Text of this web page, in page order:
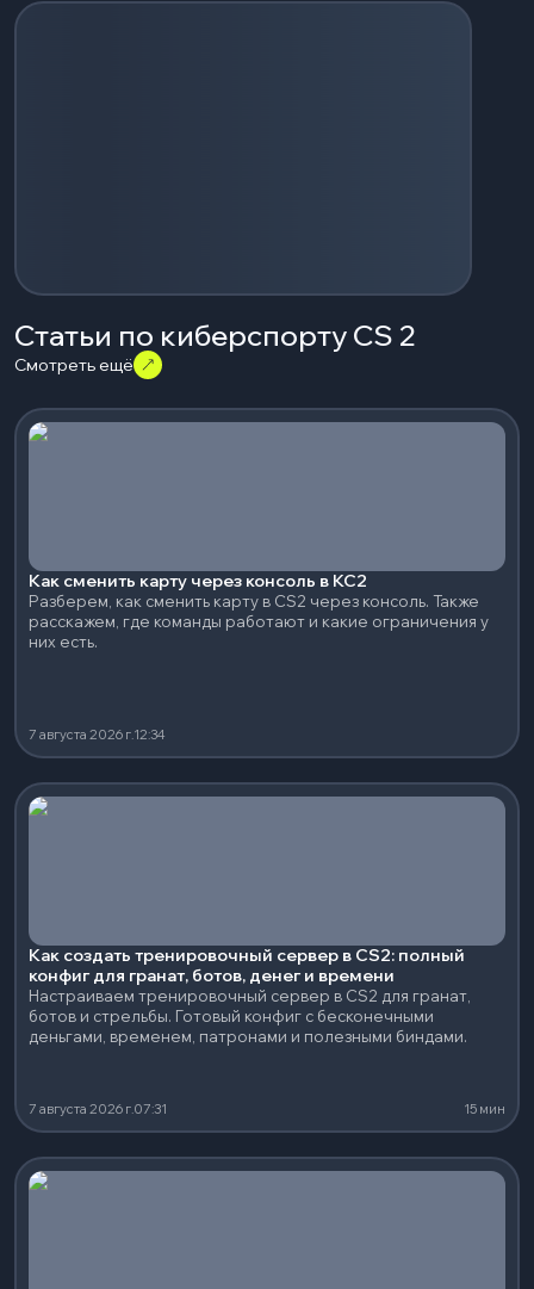
Загрузка событий...
Статьи по киберспорту CS 2
Смотреть ещё
Как сменить карту через консоль в КС2
Разберем, как сменить карту в CS2 через консоль. Также
расскажем, где команды работают и какие ограничения у
них есть.
7 августа 2026 г.12:34
Как создать тренировочный сервер в CS2: полный
конфиг для гранат, ботов, денег и времени
Настраиваем тренировочный сервер в CS2 для гранат,
ботов и стрельбы. Готовый конфиг с бесконечными
деньгами, временем, патронами и полезными биндами.
7 августа 2026 г.07:31 15 мин